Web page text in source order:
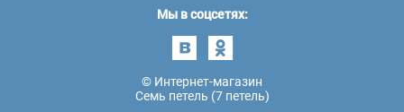
Мы в соцсетях:
© Интернет-магазин
Семь петель (7 петель)